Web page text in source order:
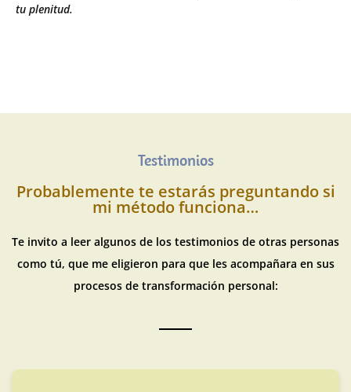
tu plenitud.
Testimonios
Probablemente te estarás preguntando si
mi método funciona…
Te invito a leer algunos de los testimonios de otras personas
como tú, que me eligieron para que les acompañara en sus
procesos de transformación personal: